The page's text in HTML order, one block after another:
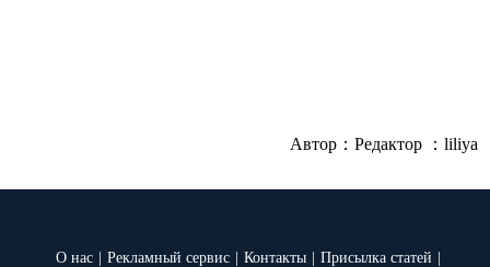
Автор： Редактор ：liliya
О нас Рекламный сервис Контакты Присылка статей